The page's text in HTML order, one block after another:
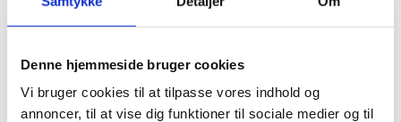
Denne hjemmeside bruger cookies
Vi bruger cookies til at tilpasse vores indhold og
annoncer, til at vise dig funktioner til sociale medier og til
Lækre kornfrie godbidder uden tilsat sukker. Den
perfekte belønning til hesten.